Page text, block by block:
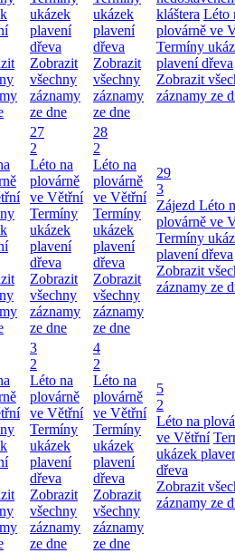
ukázek
plavení
dřeva
Zobrazit
všechny
záznamy
ze dne
ukázek
plavení
dřeva
Zobrazit
všechny
záznamy
ze dne
kláštera Léto
plovárně ve
Termíny
plavení dřeva
Zobrazit
záznamy ze
27
2
Léto na
plovárně
ve Větřní
Termíny
ukázek
plavení
dřeva
Zobrazit
všechny
záznamy
ze dne
28
2
Léto na
plovárně
ve Větřní
Termíny
ukázek
plavení
dřeva
Zobrazit
všechny
záznamy
ze dne
29
3
Zájezd Léto
plovárně ve
Termíny
plavení dřeva
Zobrazit
záznamy ze
3
2
Léto na
plovárně
ve Větřní
Termíny
ukázek
plavení
dřeva
Zobrazit
všechny
záznamy
ze dne
4
2
Léto na
plovárně
ve Větřní
Termíny
ukázek
plavení
dřeva
Zobrazit
všechny
záznamy
ze dne
5
2
Léto na
ve Větřní
ukázek
dřeva
Zobrazit
záznamy ze